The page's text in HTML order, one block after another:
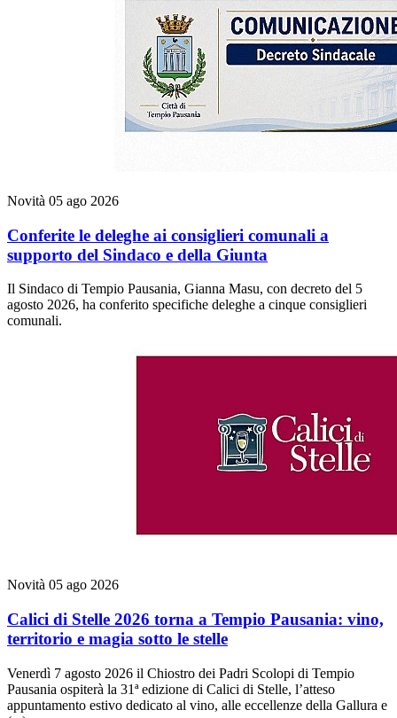
Novità 05 ago 2026
Conferite le deleghe ai consiglieri comunali a
supporto del Sindaco e della Giunta
Il Sindaco di Tempio Pausania, Gianna Masu, con decreto del 5
agosto 2026, ha conferito specifiche deleghe a cinque consiglieri
comunali.
Novità 05 ago 2026
Calici di Stelle 2026 torna a Tempio Pausania: vino,
territorio e magia sotto le stelle
Venerdì 7 agosto 2026 il Chiostro dei Padri Scolopi di Tempio
Pausania ospiterà la 31ª edizione di Calici di Stelle, l’atteso
appuntamento estivo dedicato al vino, alle eccellenze della Gallura e